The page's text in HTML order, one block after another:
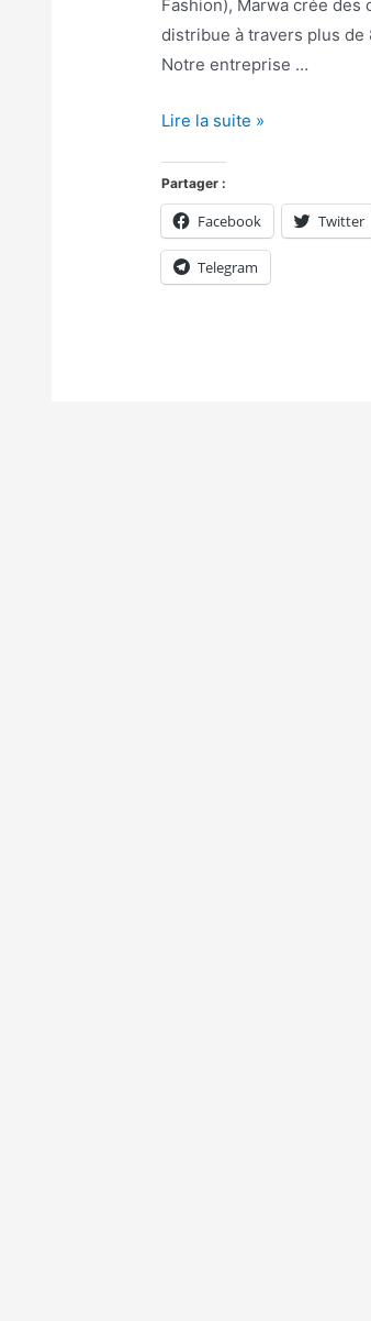
Fashion), Marwa crée des
distribue à travers plus de
Notre entreprise …
Lire la suite »
Partager :
Facebook Twitter
Telegram